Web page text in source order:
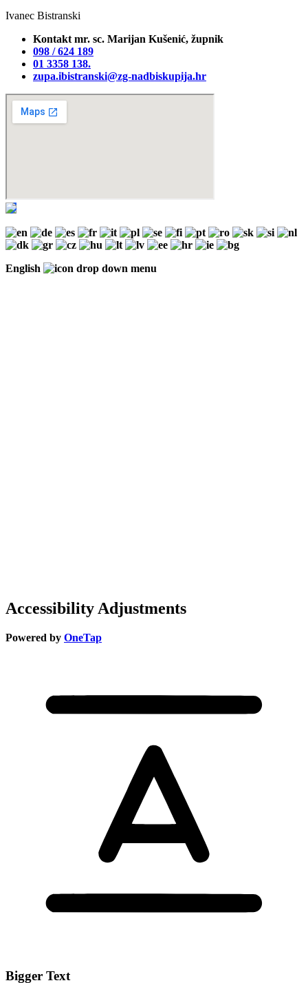
Ivanec Bistranski
Kontakt mr. sc. Marijan Kušenić, župnik
098 / 624 189
01 3358 138‬.
zupa.ibistranski@zg-nadbiskupija.hr
English
Accessibility Adjustments
Powered by OneTap
Bigger Text